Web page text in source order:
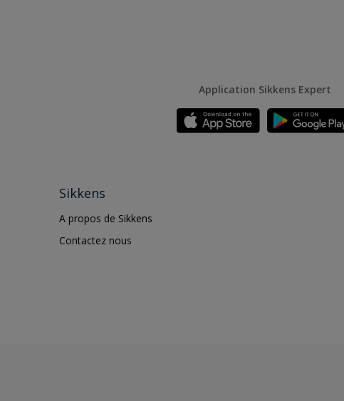
Application Sikkens Expert
Sikkens
A propos de Sikkens
Contactez nous